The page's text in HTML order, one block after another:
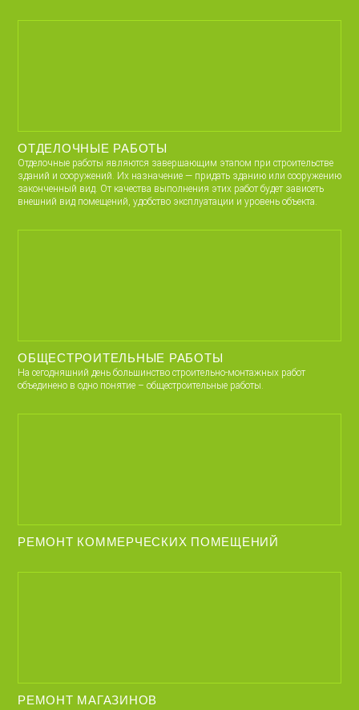
ОТДЕЛОЧНЫЕ РАБОТЫ
Отделочные работы являются завершающим этапом при строительстве
зданий и сооружений. Их назначение — придать зданию или сооружению
законченный вид. От качества выполнения этих работ будет зависеть
внешний вид помещений, удобство эксплуатации и уровень объекта.
ОБЩЕСТРОИТЕЛЬНЫЕ РАБОТЫ
На сегодняшний день большинство строительно-монтажных работ
объединено в одно понятие – общестроительные работы.
РЕМОНТ КОММЕРЧЕСКИХ ПОМЕЩЕНИЙ
РЕМОНТ МАГАЗИНОВ